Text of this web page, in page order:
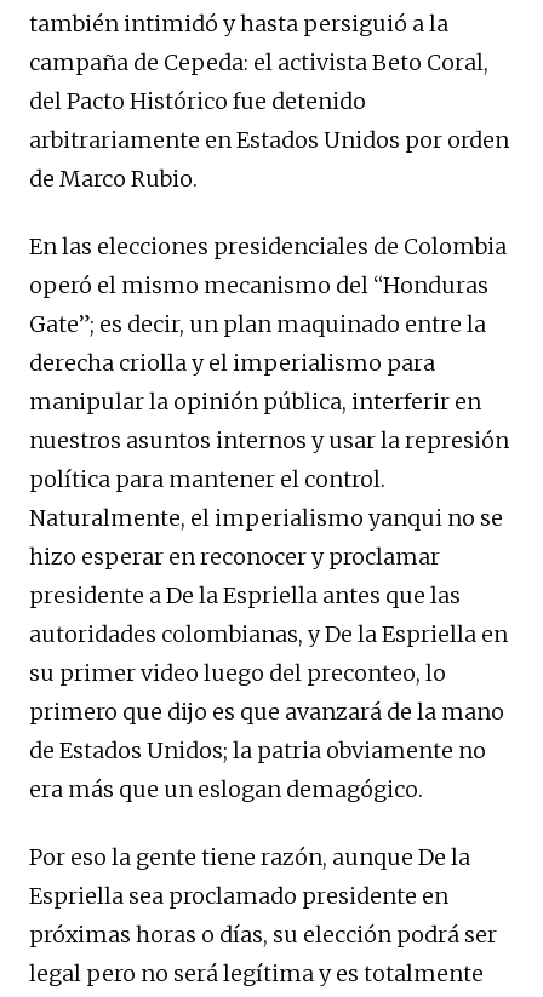
también intimidó y hasta persiguió a la
campaña de Cepeda: el activista Beto Coral,
del Pacto Histórico fue detenido
arbitrariamente en Estados Unidos por orden
de Marco Rubio.
En las elecciones presidenciales de Colombia
operó el mismo mecanismo del “Honduras
Gate”; es decir, un plan maquinado entre la
derecha criolla y el imperialismo para
manipular la opinión pública, interferir en
nuestros asuntos internos y usar la represión
política para mantener el control.
Naturalmente, el imperialismo yanqui no se
hizo esperar en reconocer y proclamar
presidente a De la Espriella antes que las
autoridades colombianas, y De la Espriella en
su primer video luego del preconteo, lo
primero que dijo es que avanzará de la mano
de Estados Unidos; la patria obviamente no
era más que un eslogan demagógico.
Por eso la gente tiene razón, aunque De la
Espriella sea proclamado presidente en
próximas horas o días, su elección podrá ser
legal pero no será legítima y es totalmente